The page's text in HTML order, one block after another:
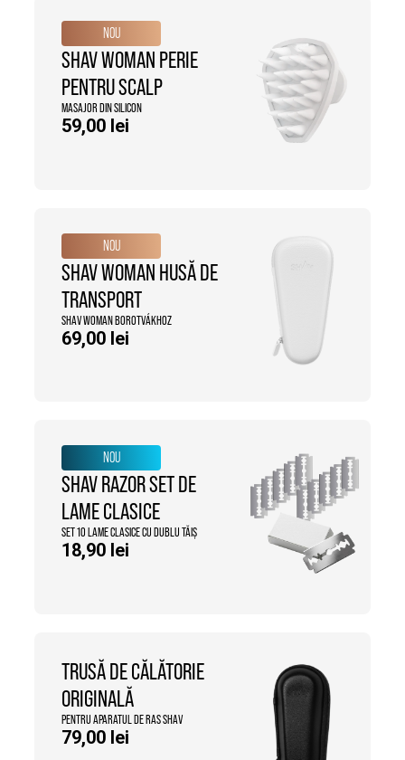
TRUSĂ DE CĂLĂTORIE
ORIGINALĂ
PENTRU APARATUL DE RAS SHAV
79,00 lei
NOU
SHAV WOMAN PERIE
PENTRU SCALP
MASAJOR DIN SILICON
59,00 lei
NOU
SHAV WOMAN HUSĂ DE
TRANSPORT
SHAV WOMAN BOROTVÁKHOZ
69,00 lei
NOU
SHAV RAZOR SET DE
LAME CLASICE
SET 10 LAME CLASICE CU DUBLU TĂIȘ
18,90 lei